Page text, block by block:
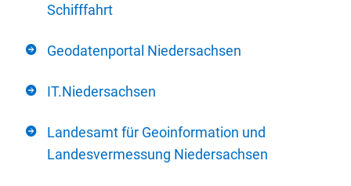
Schifffahrt
Geodatenportal Niedersachsen
IT.Niedersachsen
Landesamt für Geoinformation und
Landesvermessung Niedersachsen